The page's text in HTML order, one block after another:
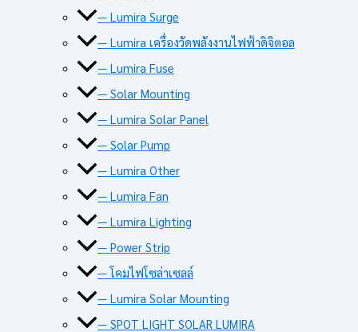
— Lumira Surge
— Lumira เครื่องวัดพลังงานไฟฟ้าดิจิตอล
— Lumira Fuse
— Solar Mounting
— Lumira Solar Panel
— Solar Pump
— Lumira Other
— Lumira Fan
— Lumira Lighting
— Power Strip
— โคมไฟโซล่าเซลล์
— Lumira Solar Mounting
— SPOT LIGHT SOLAR LUMIRA